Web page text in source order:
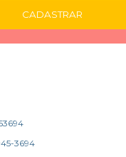
CADASTRAR
3694